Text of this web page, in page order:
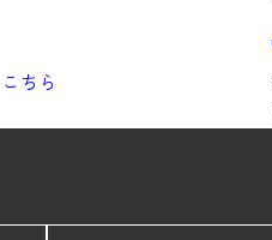
こちら